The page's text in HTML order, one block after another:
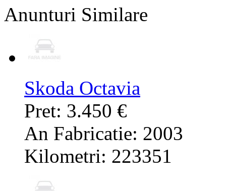
Anunturi Similare
Skoda Octavia
Pret: 3.450 €
An Fabricatie: 2003
Kilometri: 223351